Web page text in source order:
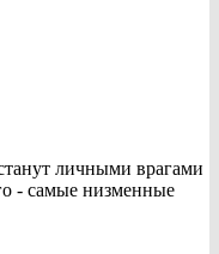
личными врагами
- самые низменные